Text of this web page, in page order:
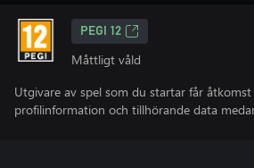
PEGI 12
Måttligt våld
Utgivare av spel som du startar får
profilinformation och tillhörande data